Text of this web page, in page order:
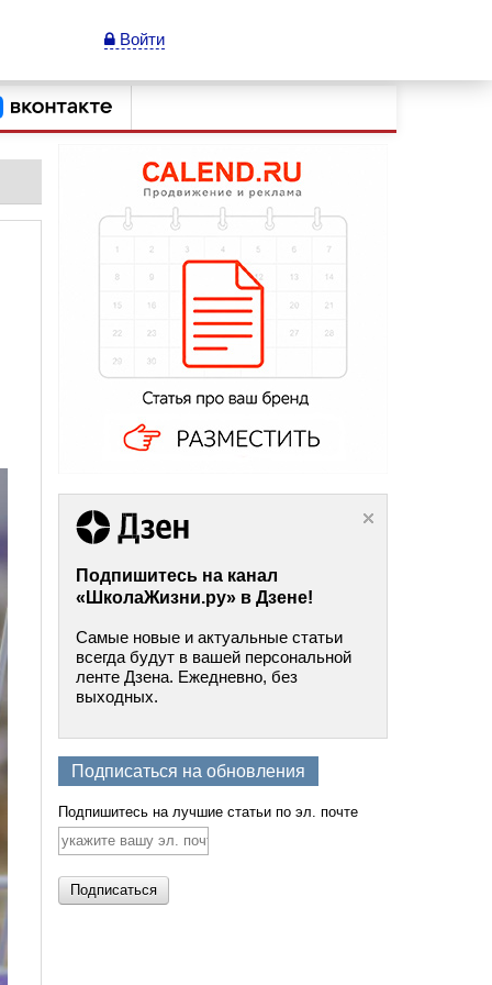
Войти
Подпишитесь на канал
«ШколаЖизни.ру» в Дзене!
Самые новые и актуальные статьи
всегда будут в вашей персональной
ленте Дзена. Ежедневно, без
выходных.
Подписаться на обновления
Подпишитесь на лучшие статьи по эл. почте